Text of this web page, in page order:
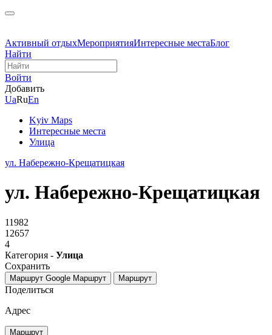
Активный отдыхМероприятияИнтересные местаБлог
Найти
Войти
Добавить
UaRuEn
Kyiv Maps
Интересные места
Улица
ул. Набережно-Крещатицкая
ул. Набережно-Крещатицкая
11982
12657
4
Категория - Улица
Сохранить
Маршрут Google Маршрут Маршрут
Поделиться
Адрес
Маршрут